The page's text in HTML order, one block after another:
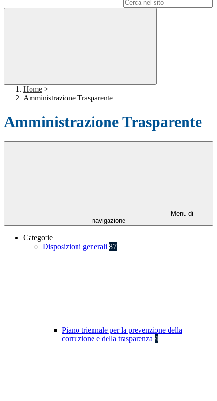
Home >
Amministrazione Trasparente
Amministrazione Trasparente
Menu di
navigazione
Categorie
Disposizioni generali 87
Piano triennale per la prevenzione della
corruzione e della trasparenza 4